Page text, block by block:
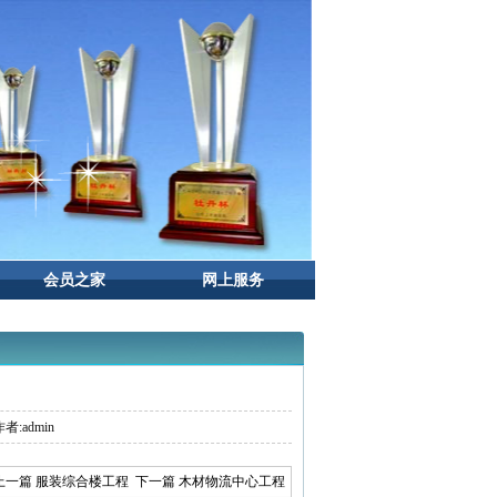
会员之家 网上服务
:admin
一篇 服装综合楼工程 下一篇 木材物流中心工程